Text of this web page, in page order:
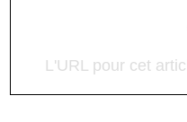
L'URL pour cet